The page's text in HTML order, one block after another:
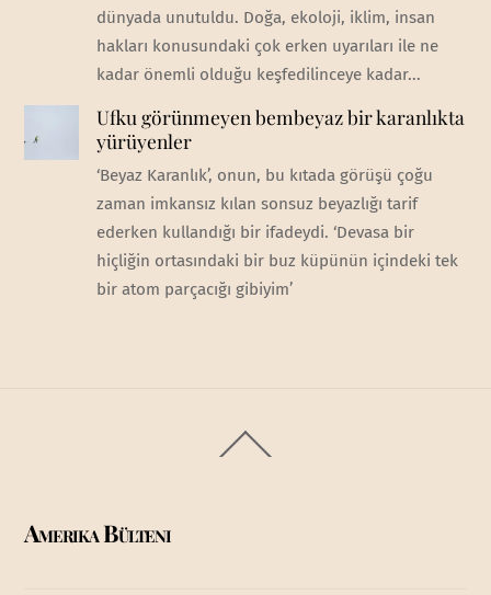
dünyada unutuldu. Doğa, ekoloji, iklim, insan
hakları konusundaki çok erken uyarıları ile ne
kadar önemli olduğu keşfedilinceye kadar...
Ufku görünmeyen bembeyaz bir karanlıkta
yürüyenler
‘Beyaz Karanlık’, onun, bu kıtada görüşü çoğu
zaman imkansız kılan sonsuz beyazlığı tarif
ederken kullandığı bir ifadeydi. ‘Devasa bir
hiçliğin ortasındaki bir buz küpünün içindeki tek
bir atom parçacığı gibiyim’
To
Amerika Bülteni